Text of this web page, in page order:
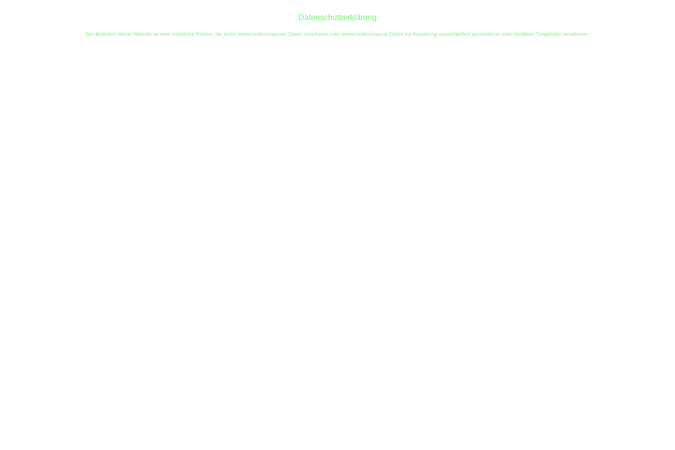
Datenschutzerklärung
Der Betreiber dieser Website ist eine natürliche Person, die keine personenbezogenen Daten verarbeitet oder personenbezogene Daten zur Ausübung ausschließlich persönlicher oder familiärer Tätigkeiten verarbeitet.